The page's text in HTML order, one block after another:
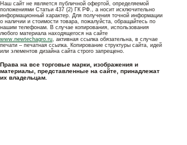
Наш сайт не является публичной офертой, определяемой
положениями Статьи 437 (2) ГК РФ., а носит исключительно
информационный характер. Для получения точной информации
о наличии и стоимости товара, пожалуйста, обращайтесь по
нашим телефонам. В случае копирования, использования
любого материала находящегося на сайте
www.newtechagro.ru, активная ссылка обязательна, в случае
печати – печатная ссылка. Копирование структуры сайта, идей
или элементов дизайна сайта строго запрещено.
Права на все торговые марки, изображения и
материалы, представленные на сайте, принадлежат
их владельцам.